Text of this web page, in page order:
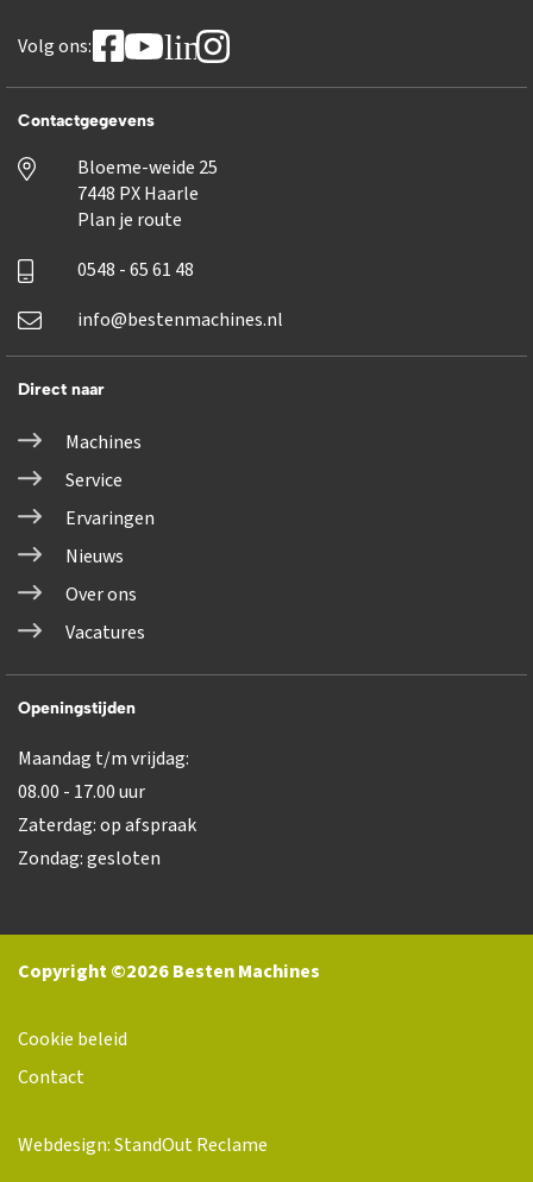
Volg ons: linkedin
Contactgegevens
Bloeme-weide 25
7448 PX Haarle
Plan je route
0548 - 65 61 48
info@bestenmachines.nl
Direct naar
Machines
Service
Ervaringen
Nieuws
Over ons
Vacatures
Openingstijden
Maandag t/m vrijdag:
08.00 - 17.00 uur
Zaterdag: op afspraak
Zondag: gesloten
Copyright ©2026 Besten Machines
Cookie beleid
Contact
Webdesign: StandOut Reclame